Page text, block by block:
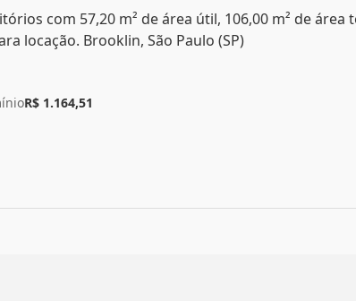
com 57,20 m² de área útil, 106,00 m² de área
locação. Brooklin, São Paulo (SP)
R$ 1.164,51